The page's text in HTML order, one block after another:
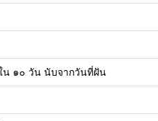
น ๑๐ วัน นับจากวันที่ฝัน